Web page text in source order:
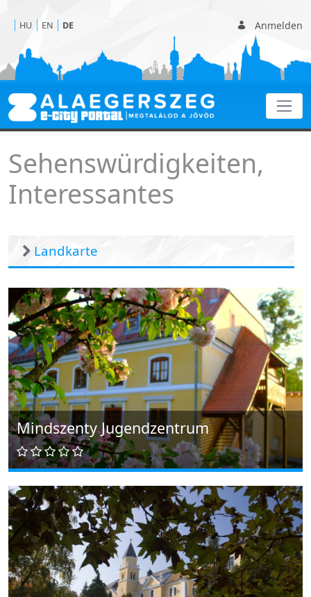
Anmelden
HU EN DE
Interessantes
Sehenswürdigkeiten,
Interessantes
Landkarte
Mindszenty Jugendzentrum